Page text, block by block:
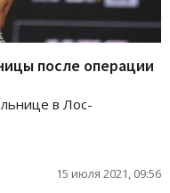
после операции
в Лос-
15 июля 2021, 09:56